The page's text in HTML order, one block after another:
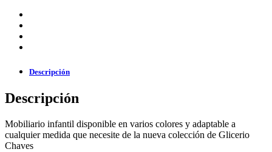
Descripción
Descripción
Mobiliario infantil disponible en varios colores y adaptable a
cualquier medida que necesite de la nueva colección de Glicerio
Chaves